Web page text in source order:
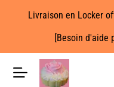
Livraison en Locker
[Besoin d'aide